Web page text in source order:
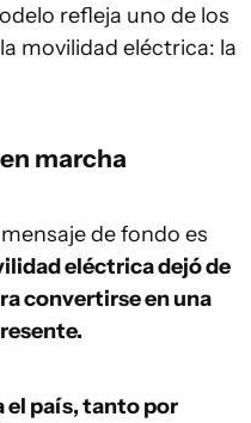
refleja uno de los
movilidad eléctrica: la
marcha
de fondo es
eléctrica dejó de
convertirse en una
el país, tanto por